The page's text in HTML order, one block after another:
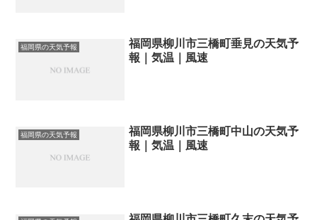
福岡県の天気予報
福岡県柳川市三橋町垂見の天気予
報｜気温｜風速
福岡県の天気予報
福岡県柳川市三橋町中山の天気予
報｜気温｜風速